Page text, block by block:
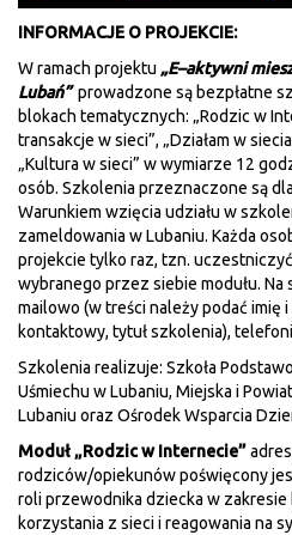
INFORMACJE O PROJEKCIE:
W ramach projektu „E–aktywni
Lubań”prowadzone są bezpłatne
blokach tematycznych: „Rodzic w
transakcje w sieci”, „Działam w
„Kultura w sieci” w wymiarze 12
osób. Szkolenia przeznaczone są
Warunkiem wzięcia udziału w
zameldowania w Lubaniu. Każda
projekcie tylko raz, tzn.
wybranego przez siebie modułu.
mailowo (w treści należy podać imię
kontaktowy, tytuł szkolenia),
Szkolenia realizuje: Szkoła
Uśmiechu w Lubaniu, Miejska i
Lubaniu oraz Ośrodek Wsparcia
Moduł „Rodzic w Internecie”
rodziców/opiekunów poświęcony
roli przewodnika dziecka w zakresie
korzystania z sieci i reagowania na